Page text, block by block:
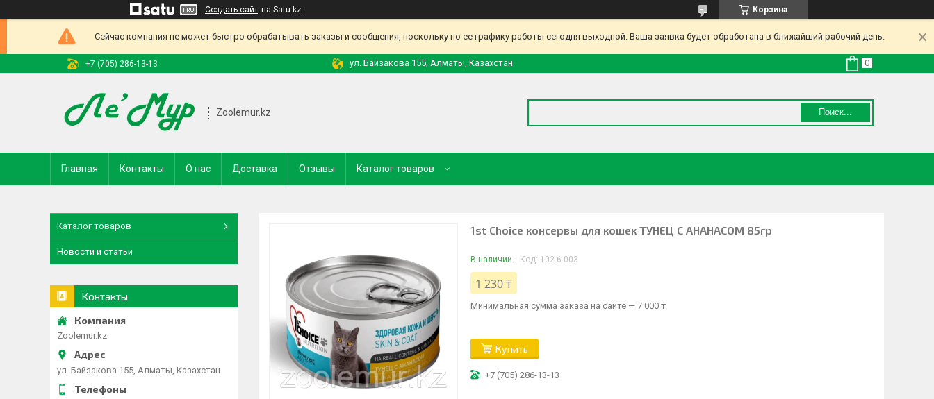
Создать сайт на Satu.kz Корзина
Сейчас компания не может быстро обрабатывать заказы и сообщения, поскольку по ее графику работы сегодня выходной. Ваша заявка будет обработана в ближайший рабочий день.
+7 (705) 286-13-13 ул. Байзакова 155, Алматы, Казахстан
Zoolemur.kz Поиск...
Главная Контакты О нас Доставка Отзывы Каталог товаров
1st Choice консервы для кошек ТУНЕЦ С АНАНАСОМ 85гр
В наличии Код: 102.6.003
1 230 ₸
Минимальная сумма заказа на сайте — 7 000 ₸
Купить
+7 (705) 286-13-13
Каталог товаров
Новости и статьи
Контакты
Zoolemur.kz
ул. Байзакова 155, Алматы, Казахстан